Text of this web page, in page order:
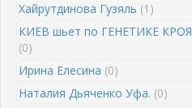
Хайрутдинова Гузяль (1)
КИЕВ шьет по ГЕНЕТИКЕ КРОЯ
(0)
Ирина Елесина (0)
Наталия Дьяченко Уфа. (0)